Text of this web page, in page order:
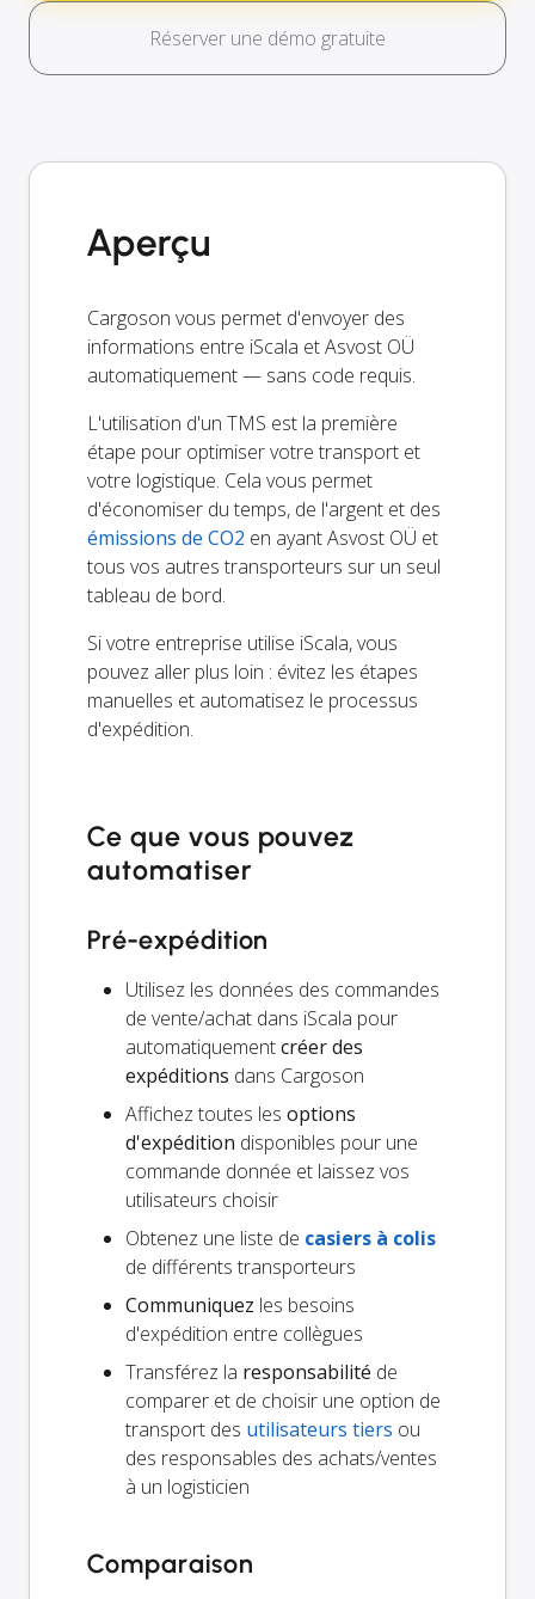
Réserver une démo gratuite
Aperçu
Cargoson vous permet d'envoyer des
informations entre iScala et Asvost OÜ
automatiquement — sans code requis.
L'utilisation d'un TMS est la première
étape pour optimiser votre transport et
votre logistique. Cela vous permet
d'économiser du temps, de l'argent et des
émissions de CO2 en ayant Asvost OÜ et
tous vos autres transporteurs sur un seul
tableau de bord.
Si votre entreprise utilise iScala, vous
pouvez aller plus loin : évitez les étapes
manuelles et automatisez le processus
d'expédition.
Ce que vous pouvez
automatiser
Pré-expédition
Utilisez les données des commandes
de vente/achat dans iScala pour
automatiquementcréer des
expéditions dans Cargoson
Affichez toutes les options
d'expédition disponibles pour une
commande donnée et laissez vos
utilisateurs choisir
Obtenez une liste de casiers à colis
de différents transporteurs
Communiquez les besoins
d'expédition entre collègues
Transférez la responsabilité de
comparer et de choisir une option de
transport des utilisateurs tiers ou
des responsables des achats/ventes
à un logisticien
Comparaison